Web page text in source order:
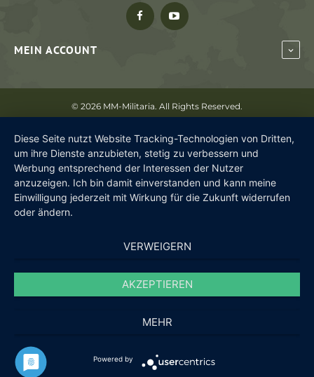
MEIN ACCOUNT
© 2026 MM-Militaria. All Rights Reserved.
Diese Seite nutzt Website Tracking-Technologien von Dritten,
um ihre Dienste anzubieten, stetig zu verbessern und
Werbung entsprechend der Interessen der Nutzer
anzuzeigen. Ich bin damit einverstanden und kann meine
Einwilligung jederzeit mit Wirkung für die Zukunft widerrufen
oder ändern.
VERWEIGERN
AKZEPTIEREN
MEHR
Powered by